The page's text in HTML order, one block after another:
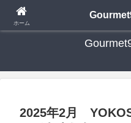
日々の食べ歩き・たまに行く旅行
2025年2月
ホーム